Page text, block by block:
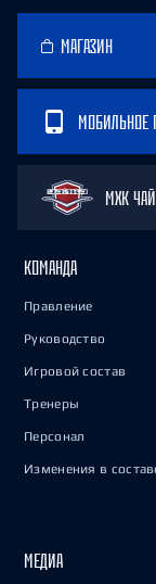
МАГАЗИН
МОБИЛЬНОЕ
МХК
КОМАНДА
Правление
Руководство
Игровой состав
Тренеры
Персонал
Изменения в
МЕДИА